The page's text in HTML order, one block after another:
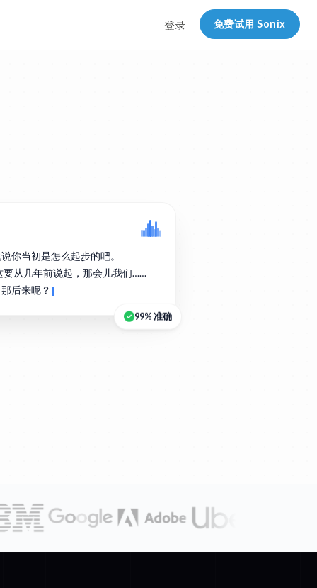
登录 免费试用 Sonix
你当初是怎么起步的吧。
要从几年前说起，那会儿我们……
后来呢？
99% 准确